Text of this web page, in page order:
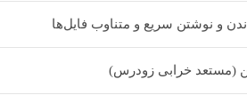
و نوشتن سریع و متناوب فایل‌ها
(مستعد خرابی زودرس)